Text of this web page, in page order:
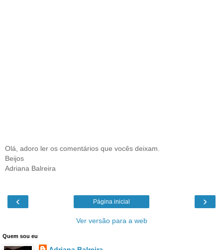
Olá, adoro ler os comentários que vocês deixam.
Beijos
Adriana Balreira
‹ ›
Página inicial
Ver versão para a web
Quem sou eu